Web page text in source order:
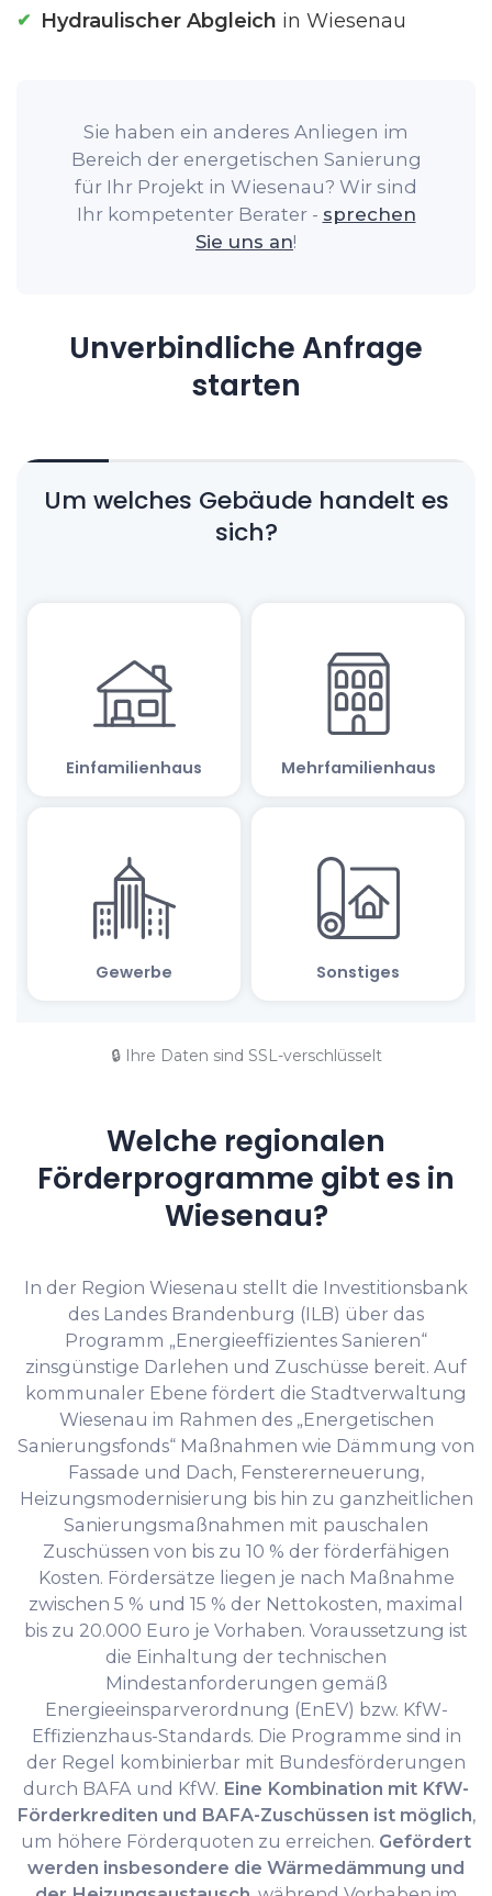
Hydraulischer Abgleich in Wiesenau
Sie haben ein anderes Anliegen im
Bereich der energetischen Sanierung
für Ihr Projekt in Wiesenau? Wir sind
Ihr kompetenter Berater - sprechen
Sie uns an!
Unverbindliche Anfrage
starten
🔒 Ihre Daten sind SSL-verschlüsselt
Welche regionalen
Förderprogramme gibt es in
Wiesenau?
In der Region Wiesenau stellt die Investitionsbank
des Landes Brandenburg (ILB) über das
Programm „Energieeffizientes Sanieren“
zinsgünstige Darlehen und Zuschüsse bereit. Auf
kommunaler Ebene fördert die Stadtverwaltung
Wiesenau im Rahmen des „Energetischen
Sanierungsfonds“ Maßnahmen wie Dämmung von
Fassade und Dach, Fenstererneuerung,
Heizungsmodernisierung bis hin zu ganzheitlichen
Sanierungsmaßnahmen mit pauschalen
Zuschüssen von bis zu 10 % der förderfähigen
Kosten. Fördersätze liegen je nach Maßnahme
zwischen 5 % und 15 % der Nettokosten, maximal
bis zu 20.000 Euro je Vorhaben. Voraussetzung ist
die Einhaltung der technischen
Mindestanforderungen gemäß
Energieeinsparverordnung (EnEV) bzw. KfW-
Effizienzhaus-Standards. Die Programme sind in
der Regel kombinierbar mit Bundesförderungen
durch BAFA und KfW. Eine Kombination mit KfW-
Förderkrediten und BAFA-Zuschüssen ist möglich,
um höhere Förderquoten zu erreichen. Gefördert
werden insbesondere die Wärmedämmung und